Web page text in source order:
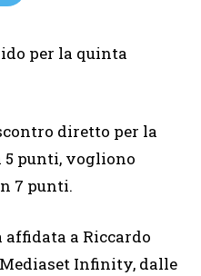
per la quinta
diretto per la
5 punti, vogliono
7 punti.
a Riccardo
Infinity, dalle